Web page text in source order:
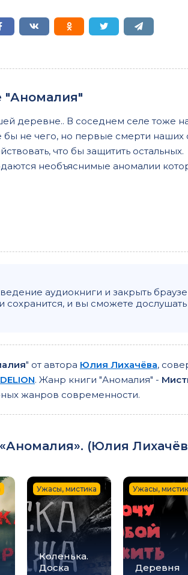
"Аномалия"
деревне.. В соседнем селе тоже
не чего, но первые смерти наших
что бы защитить остальных.
необъяснимые аномалии
аудиокниги и закрыть
сохранится, и вы сможете
" от автора Юлия Лихачёва,
. Жанр книги "Аномалия" -
жанров современности.
(Юлия
Коленька.
Доска
Ужасы, мистика
Деревня
Ужасы,